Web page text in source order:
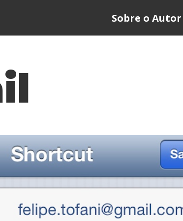
Sobre o Autor